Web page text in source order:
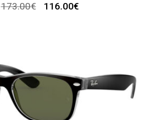
173.00€ 116.00€